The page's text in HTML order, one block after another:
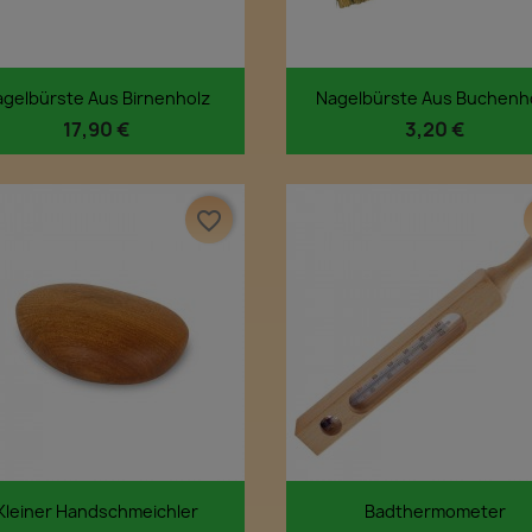
Vorschau
Aus Birnenholz
17,90 €
Vorschau
Nagelbürste Aus
3,20 €
Vorschau
Handschmeichler
favorite_border
Vorschau
Badthermometer